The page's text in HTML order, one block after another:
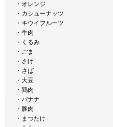
・オレンジ
・カシューナッツ
・キウイフルーツ
・牛肉
・くるみ
・ごま
・さけ
・さば
・大豆
・鶏肉
・バナナ
・豚肉
・まつたけ